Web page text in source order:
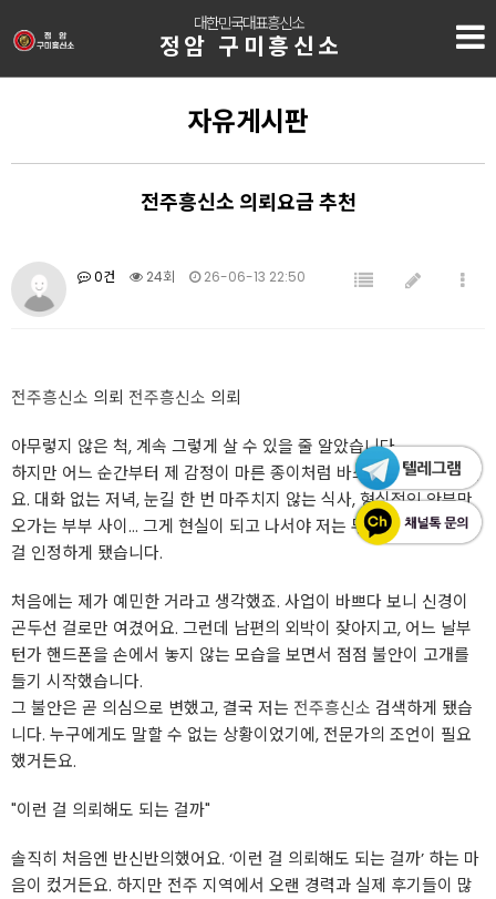
대한민국대표흥신소
정암 구미흥신소
자유게시판
전주흥신소 의뢰요금 추천
0건 24회 26-06-13 22:50
전주흥신소 의뢰 전주흥신소 의뢰
아무렇지 않은 척, 계속 그렇게 살 수 있을 줄 알았습니다.
하지만 어느 순간부터 제 감정이 마른 종이처럼 바스러지기 시작했어
요. 대화 없는 저녁, 눈길 한 번 마주치지 않는 식사, 형식적인 안부만
오가는 부부 사이… 그게 현실이 되고 나서야 저는 무언가 잘못됐다는
걸 인정하게 됐습니다.
처음에는 제가 예민한 거라고 생각했죠. 사업이 바쁘다 보니 신경이
곤두선 걸로만 여겼어요. 그런데 남편의 외박이 잦아지고, 어느 날부
턴가 핸드폰을 손에서 놓지 않는 모습을 보면서 점점 불안이 고개를
들기 시작했습니다.
그 불안은 곧 의심으로 변했고, 결국 저는 전주흥신소 검색하게 됐습
니다. 누구에게도 말할 수 없는 상황이었기에, 전문가의 조언이 필요
했거든요.
"이런 걸 의뢰해도 되는 걸까"
솔직히 처음엔 반신반의했어요. ‘이런 걸 의뢰해도 되는 걸까’ 하는 마
음이 컸거든요. 하지만 전주 지역에서 오랜 경력과 실제 후기들이 많